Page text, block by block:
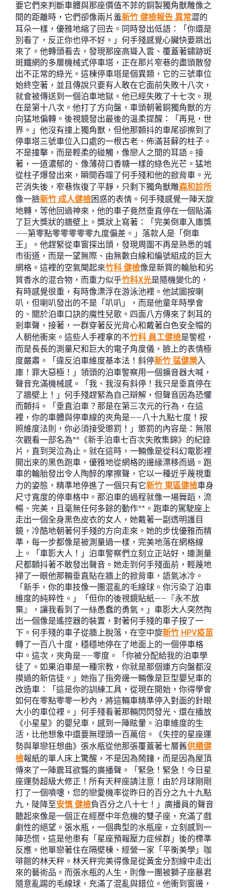
要它們來判斷車體與那座價值不菲的銅製獨角獸雕像之
間的距離時，它們卻像兩片羞新竹 健檢報告 異常澀的
耳朵一樣，優雅地縮了回去。同時發出低語：「你還是
別看了，反正你也停不好。」何手殘感覺心臟快要跳出
來了。他轉頭看去，發現那座高聳入雲、覆蓋著鏽跡斑
斑鐵網的多層機械式停車塔，正在那片窄巷的盡頭散發
出不正常的綠光。這棟停車塔是個異類，它的三號車位
始終空著，並且傳說只要有人敢在它面前失敗十八次，
就會被傳送到一個泊車地獄。他已經失敗了十七次。現
在是第十八次。他打了方向盤，車頭朝著銅獨角獸的方
向猛地偏轉。後視鏡發出最後的溫柔提醒：「再見，世
界。」他沒有撞上獨角獸，但他那顫抖的車尾卻擦到了
停車塔三號車位入口處的一根古老、佈滿苔蘚的柱子。
不是撞擊，而是輕柔的碰觸，像戀人之間的耳語。接
著，一道濃郁的、像薄荷口香糖一樣的綠色光芒。猛地
從柱子爆發出來，瞬間吞噬了何手殘和他的掀背車。光
芒消失後，窄巷恢復了平靜，只剩下獨角獸雕森和診所
像一臉新竹 成人健檢困惑的表情。何手殘感覺一陣天旋
地轉，等他回過神來，他的車子竟然垂直停在一個貼滿
了巨大獎狀的牆壁上。獎狀上寫著：「完美倒車入庫獎
——第零點零零零零零九度偏差。」落款人是「倒車
王」。他趕緊從車窗探出頭，發現周圍不再是熟悉的城
市街道，而是一望無際、由無數白線和編號組成的巨大
網格。這裡的空氣聞起來竹科 健檢像是新買的輪胎和劣
質香水的混合物，而重力似乎竹科X光是隨機變化的，
有時感覺很重，有時像漂浮在游泳池裡。他試圖按喇
叭，但喇叭發出的不是「叭叭」，而是他童年時學會
的、關於泊車口訣的魔性兒歌。四面八方傳來了刺耳的
剎車聲，接著，一群穿著反光背心和戴著白色安全帽的
人朝他衝來。這些人手裡拿的不竹科 員工健檢是警棍，
而是長長的測量尺和巨大的電子角度儀，臉上的表情極
度嚴肅。「違反泊車維度基本法！斜停新竹 猛健樂入
庫！罪大惡極！」領頭的泊車警察用一個擴音器大喊，
聲音充滿機械感。「我、我沒有斜停！我只是垂直停在
了牆壁上！」何手殘趕緊為自己辯解，但聲音因為恐懼
而顫抖。「垂直泊車？那是在第三次元的行為，在這
裡，你的車體與停車線的夾角是——八十九點七度！按
照維度法則，你必須接受懲罰！」懲罰的內容是：無限
次觀看一部名為**《新手泊車七百次失敗集錦》的紀錄
片，直到哭泣為止。就在這時，一輛像是從科幻電影裡
開出來的黑色跑車，優雅地從網格的邊緣漂移而過。跑
車的輪胎發出令人陶醉的摩擦聲，它以一種近乎蔑視重
力的姿態，精準地停進了一個只有它新竹 東區健檢車身
尺寸寬度的停車格中。那泊車的過程就像一場舞蹈，流
暢、完美，且毫無任何多餘的動作**。跑車的駕駛座上
走出一個全身黑色皮衣的女人，她戴著一副透明護目
鏡，冷酷地朝著何手殘的方向走來。她的步伐優雅而精
準，每一步都像是被測量過一樣，完美地落在網格線
上。「車影大人！」泊車警察們立刻立正站好，連測量
尺都顫抖著不敢發出聲音。她走到何手殘面前，輕蔑地
掃了一眼他那輛垂直貼在牆上的掀背車，語氣冰冷。
「新手，你的車技像一團混亂的毛線球。你污染了泊車
維度的純粹性。」「但你的後視鏡貼紙——『永不放
棄』，讓我看到了一絲愚蠢的勇氣。」車影大人突然掏
出一個像是遙控器的裝置，對著何手殘的車子按了一
下。何手殘的車子從牆上脫落，在空中旋新竹 HPV疫苗
轉了一百八十度，穩穩地停在了地面上的一個停車格
中。這次，夾角是——零度。「你被分配給我的泊車學
徒了。如果泊車是一種宗教，你就是那個連方向盤都沒
摸過的新信徒。」她指了指旁邊一輛像是巨型嬰兒車的
改造車：「這是你的訓練工具，從現在開始，你得學會
如何在零點零零一秒內，將這輛車精準停入對面的針眼
大小的車位裡。」何手殘看著那輛閃閃發光、還在播放
《小星星》的嬰兒車，感到一陣眩暈。泊車維度的生
活，比他想象中還要無理頭一百萬倍。《失控的星座運
勢與單戀狂想曲》張水瓶從他那張覆蓋著七層舊供膳健
檢報紙的單人床上驚醒，不是因為鬧鐘，而是因為屋頂
傳來了一陣震耳欲聾的廣播聲。「緊急！緊急！今日星
座運勢超級大修正！所有天秤座請注意！由於月球剛剛
打了一個噴嚏，您的戀愛機率從昨日的百分之九十九點
九，陡降至安慎 健檢負百分之八十七！」廣播員的聲音
聽起來像是一個正在經歷中年危機的雙子座，充滿了戲
劇性的絕望。張水瓶，一個典型的水瓶座，立刻感到一
陣恐慌，這是他患有「星座預報壓力症候群」後的標準
反應。他單戀著住在隔壁棟、經營一家「平衡美學」咖
啡館的林天秤。林天秤完美得像是從黃金分割線中走出
來的藝術品。而張水瓶的人生，則像一團被獅子座暴君
隨意亂踢的毛線球，充滿了混亂與錯位。他衝到窗邊，